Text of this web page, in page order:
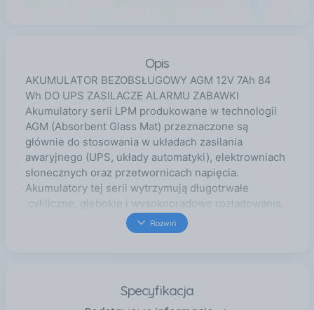
Opis
AKUMULATOR BEZOBSŁUGOWY AGM 12V 7Ah 84
Wh DO UPS ZASILACZE ALARMU ZABAWKI
Akumulatory serii LPM produkowane w technologii
AGM (Absorbent Glass Mat) przeznaczone są
głównie do stosowania w układach zasilania
awaryjnego (UPS, układy automatyki), elektrowniach
słonecznych oraz przetwornicach napięcia.
Akumulatory tej serii wytrzymują długotrwałe
,cykliczne, głębokie i wysokoprądowe rozładowania.
Nie wymagają uzupełniania ani wymiany elektrolitu.
Są przeznaczone do pracy w każdej pozycji.
szkodliwych oparów. Akumulatory te wykazują
Rozwiń
Specyfikacja